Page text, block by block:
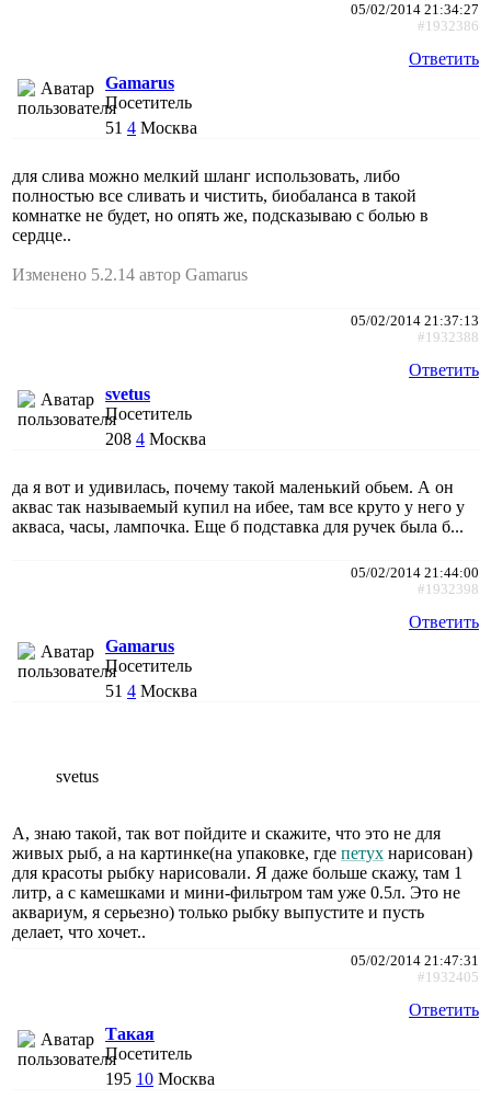
05/02/2014 21:34:27
#1932386
Ответить
Gamarus
Посетитель
51 4 Москва
для слива можно мелкий шланг использовать, либо
полностью все сливать и чистить, биобаланса в такой
комнатке не будет, но опять же, подсказываю с болью в
сердце..
Изменено 5.2.14 автор Gamarus
05/02/2014 21:37:13
#1932388
Ответить
svetus
Посетитель
208 4 Москва
да я вот и удивилась, почему такой маленький обьем. А он
аквас так называемый купил на ибее, там все круто у него у
акваса, часы, лампочка. Еще б подставка для ручек была б...
05/02/2014 21:44:00
#1932398
Ответить
Gamarus
Посетитель
51 4 Москва
svetus
А, знаю такой, так вот пойдите и скажите, что это не для
живых рыб, а на картинке(на упаковке, где петух нарисован)
для красоты рыбку нарисовали. Я даже больше скажу, там 1
литр, а с камешками и мини-фильтром там уже 0.5л. Это не
аквариум, я серьезно) только рыбку выпустите и пусть
делает, что хочет..
05/02/2014 21:47:31
#1932405
Ответить
Такая
Посетитель
195 10 Москва